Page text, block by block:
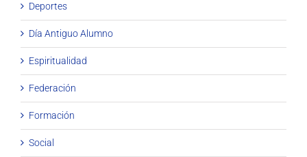
Deportes
Día Antiguo Alumno
Espiritualidad
Federación
Formación
Social